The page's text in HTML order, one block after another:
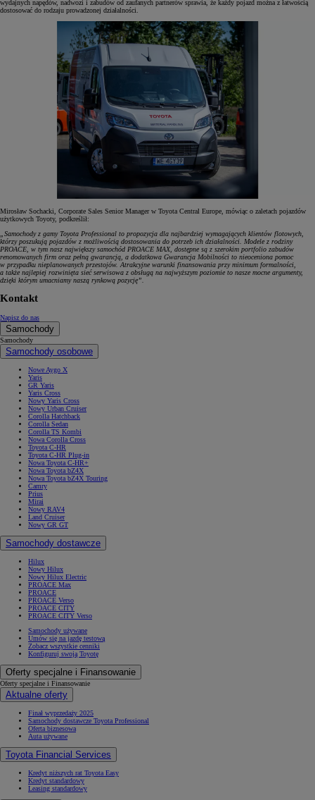
wydajnych napędów, nadwozi i zabudów od zaufanych partnerów sprawia, że każdy pojazd można z łatwością
dostosować do rodzaju prowadzonej działalności.
Mirosław Sochacki, Corporate Sales Senior Manager w Toyota Central Europe, mówiąc o zaletach pojazdów
użytkowych Toyoty, podkreślił:
„Samochody z gamy Toyota Professional to propozycja dla najbardziej wymagających klientów flotowych,
którzy poszukują pojazdów z możliwością dostosowania do potrzeb ich działalności. Modele z rodziny
PROACE, w tym nasz największy samochód PROACE MAX, dostępne są z szerokim portfolio zabudów
renomowanych firm oraz pełną gwarancją, a dodatkowa Gwarancja Mobilności to nieoceniona pomoc
w przypadku nieplanowanych przestojów. Atrakcyjne warunki finansowania przy minimum formalności,
a także najlepiej rozwinięta sieć serwisowa z obsługą na najwyższym poziomie to nasze mocne argumenty,
dzięki którym umacniamy naszą rynkową pozycję”.
Kontakt
Napisz do nas
Samochody
Samochody
Samochody osobowe
Nowe Aygo X
Yaris
GR Yaris
Yaris Cross
Nowy Yaris Cross
Nowy Urban Cruiser
Corolla Hatchback
Corolla Sedan
Corolla TS Kombi
Nowa Corolla Cross
Toyota C-HR
Toyota C-HR Plug-in
Nowa Toyota C-HR+
Nowa Toyota bZ4X
Nowa Toyota bZ4X Touring
Camry
Prius
Mirai
Nowy RAV4
Land Cruiser
Nowy GR GT
Samochody dostawcze
Hilux
Nowy Hilux
Nowy Hilux Electric
PROACE Max
PROACE
PROACE Verso
PROACE CITY
PROACE CITY Verso
Samochody używane
Umów się na jazdę testową
Zobacz wszystkie cenniki
Konfiguruj swoją Toyotę
Oferty specjalne i Finansowanie
Oferty specjalne i Finansowanie
Aktualne oferty
Finał wyprzedaży 2025
Samochody dostawcze Toyota Professional
Oferta biznesowa
Auta używane
Toyota Financial Services
Kredyt niższych rat Toyota Easy
Kredyt standardowy
Leasing standardowy